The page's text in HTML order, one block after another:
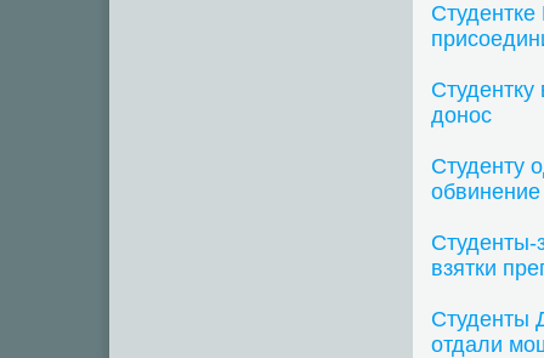
донос
Студенту
Студенты-
взятки
Студенты
отдали